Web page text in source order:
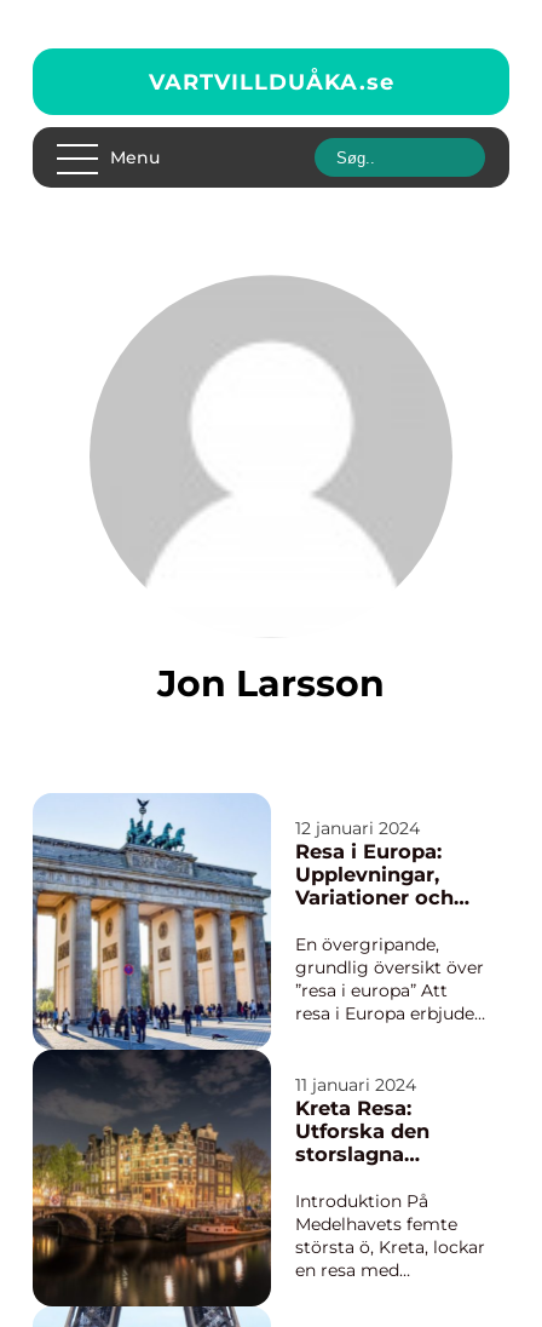
VARTVILLDUÅKA.se
Menu
Jon Larsson
12 januari 2024
Resa i Europa:
Upplevningar,
Variationer och
En övergripande,
grundlig översikt över
”resa i europa” Att
resa i Europa erbjuder
kontinent fylld av
historia, kultur och
varierande landskap.
Medan Europa kan
liten plats i jäm...
11 januari 2024
Kreta Resa:
Utforska den
storslagna
Introduktion På
Medelhavets femte
största ö, Kreta, lockar
en resa med